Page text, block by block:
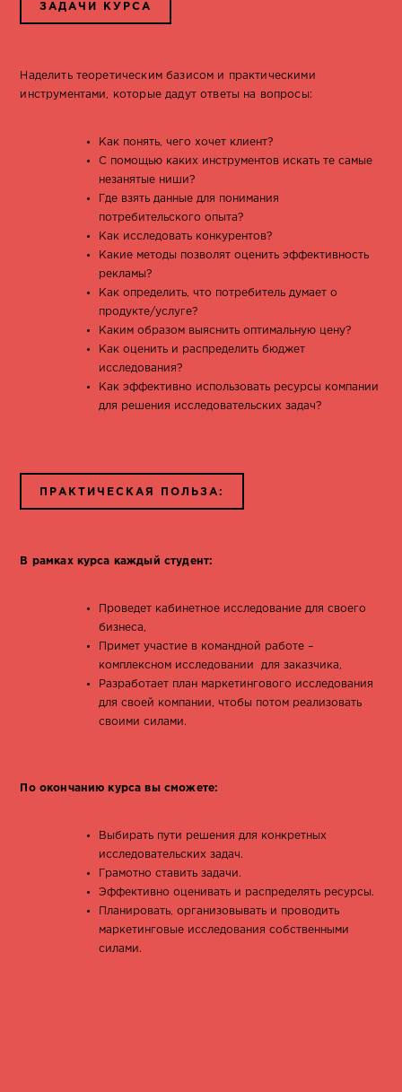
ЗАДАЧИ КУРСА
Наделить теоретическим базисом и практическими
инструментами, которые дадут ответы на вопросы:
Как понять, чего хочет клиент?
С помощью каких инструментов искать те самые
незанятые ниши?
Где взять данные для понимания
потребительского опыта?
Как исследовать конкурентов?
Какие методы позволят оценить эффективность
рекламы?
Как определить, что потребитель думает о
продукте/услуге?
Каким образом выяснить оптимальную цену?
Как оценить и распределить бюджет
исследования?
Как эффективно использовать ресурсы компании
для решения исследовательских задач?
ПРАКТИЧЕСКАЯ ПОЛЬЗА:
В рамках курса каждый студент:
Проведет кабинетное исследование для своего
бизнеса,
Примет участие в командной работе –
комплексном исследовании для заказчика,
Разработает план маркетингового исследования
для своей компании, чтобы потом реализовать
своими силами.
По окончанию курса вы сможете:
Выбирать пути решения для конкретных
исследовательских задач.
Грамотно ставить задачи.
Эффективно оценивать и распределять ресурсы.
Планировать, организовывать и проводить
маркетинговые исследования собственными
силами.